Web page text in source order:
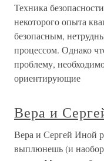
Техника
некоторого опыта
безопасным,
процессом. Однако
проблему,
ориентирующие
Вера и
Вера и Сергей Иной
выплюнешь (и